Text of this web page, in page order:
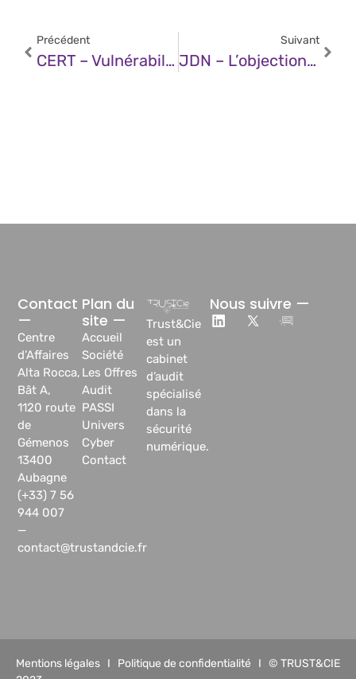
Précédent
CERT – Vulnérabilité Dans Google Chrome (07 Janvier 2026)
Suivant
JDN – L’objection Morale Abandonne Le Terrain : Plaidoyer Pour L’expérimentation De L’IA
Trust&Cie
est un
cabinet
d’audit
spécialisé
dans la
sécurité
numérique.
Plan du
site —
Accueil
Société
Les Offres
Audit
PASSI
Univers
Cyber
Contact
Contact
—
Centre
d’Affaires
Alta Rocca,
Bât A,
1120 route
de
Gémenos
13400
Aubagne
(+33) 7 56
944 007
—
contact@trustandcie.fr
Nous suivre —
Mentions légales I Politique de confidentialité I © TRUST&CIE